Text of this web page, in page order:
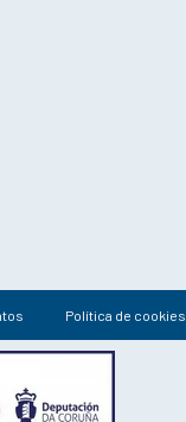
Política de cookies